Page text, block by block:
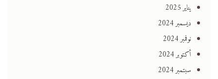
يناير 2025
ديسمبر 2024
نوفمبر 2024
أكتوبر 2024
سبتمبر 2024